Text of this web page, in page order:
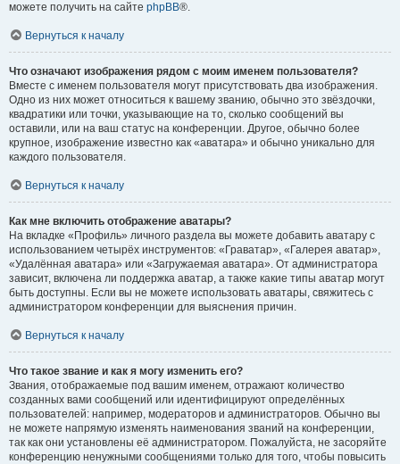
можете получить на сайте phpBB®.
Вернуться к началу
Что означают изображения рядом с моим именем пользователя?
Вместе с именем пользователя могут присутствовать два изображения.
Одно из них может относиться к вашему званию, обычно это звёздочки,
квадратики или точки, указывающие на то, сколько сообщений вы
оставили, или на ваш статус на конференции. Другое, обычно более
крупное, изображение известно как «аватара» и обычно уникально для
каждого пользователя.
Вернуться к началу
Как мне включить отображение аватары?
На вкладке «Профиль» личного раздела вы можете добавить аватару с
использованием четырёх инструментов: «Граватар», «Галерея аватар»,
«Удалённая аватара» или «Загружаемая аватара». От администратора
зависит, включена ли поддержка аватар, а также какие типы аватар могут
быть доступны. Если вы не можете использовать аватары, свяжитесь с
администратором конференции для выяснения причин.
Вернуться к началу
Что такое звание и как я могу изменить его?
Звания, отображаемые под вашим именем, отражают количество
созданных вами сообщений или идентифицируют определённых
пользователей: например, модераторов и администраторов. Обычно вы
не можете напрямую изменять наименования званий на конференции,
так как они установлены её администратором. Пожалуйста, не засоряйте
конференцию ненужными сообщениями только для того, чтобы повысить